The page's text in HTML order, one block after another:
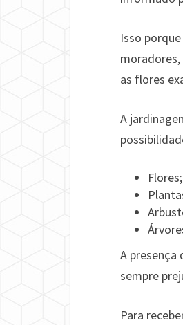
Isso
as flores
A
Flores;
A presença
sempre
Para